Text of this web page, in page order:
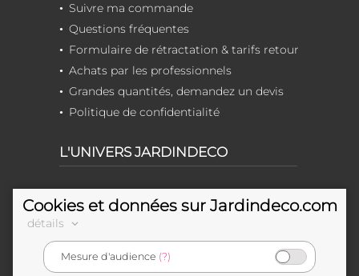
Suivre ma commande
Questions fréquentes
Formulaire de rétractation & tarifs retour
Achats par les professionnels
Grandes quantités, demandez un devis
Politique de confidentialité
L'UNIVERS JARDINDECO
Qui sommes-nous
Offres en cours
Ventes flash
Outlet déco
Cookies et données sur Jardindeco.com
détails
Mesure d'audience (?)